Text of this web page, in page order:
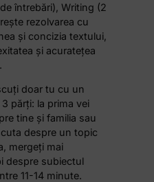
întrebări), Writing (2
rezolvarea cu
și concizia textului,
și acuratețea
doar tu cu un
părți: la prima vei
tine și familia sau
despre un topic
mergeți mai
despre subiectul
11-14 minute.